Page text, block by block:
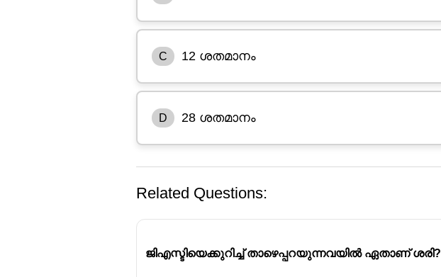
C 12 ശതമാനം
D 28 ശതമാനം
Related Questions:
ജിഎസ്ടിയെക്കുറിച്ച് താഴെപ്പറയുന്നവയിൽ ഏതാണ് ശരി?